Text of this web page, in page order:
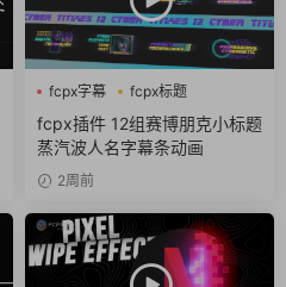
fcpx字幕
fcpx标题
fcpx片头
fcpx插件 12组赛博朋克小标题
蒸汽波人名字幕条动画
2周前